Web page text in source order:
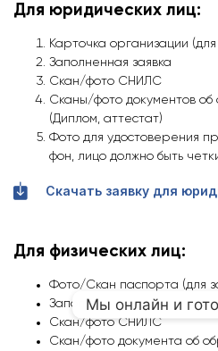
Для юридических лиц:
Карточка организации
Заполненная заявка
Скан/фото СНИЛС
Сканы/фото документов
(Диплом, аттестат)
Фото для удостоверения
фон, лицо должно быть
Скачать заявку для
Для физических лиц:
Фото/Скан паспорта (для
Заполненная заявка
Скан/фото СНИЛС
Скан/фото документа об
Мы онлайн и